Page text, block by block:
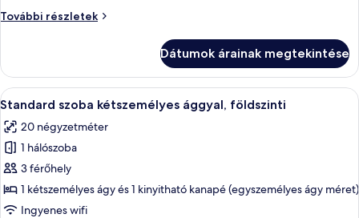
Two
További részletek
Standard
Beds
további
részletei
Dátumok árainak megtekintése
A
következő
szoba
összes
képének
megtekintése:
Standard
Egy modern szállodai szoba,
10
Standard szoba kétszemélyes ággyal, földszinti
20 négyzetméter
1 hálószoba
3 férőhely
1 kétszemélyes ágy és 1 kinyitható kanapé (egyszemélyes ágy méret)
Ingyenes wifi